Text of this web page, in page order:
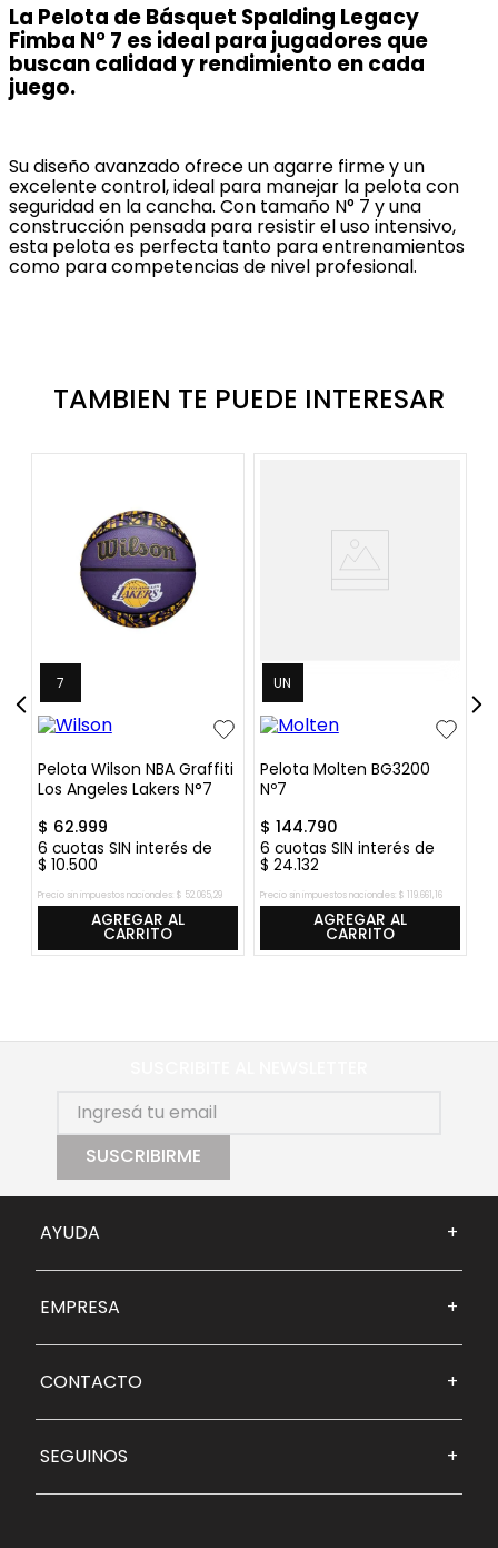
La Pelota de Básquet Spalding Legacy
Fimba N° 7 es ideal para jugadores que
buscan calidad y rendimiento en cada
juego.
Su diseño avanzado ofrece un agarre firme y un
excelente control, ideal para manejar la pelota con
seguridad en la cancha. Con tamaño N° 7 y una
construcción pensada para resistir el uso intensivo,
esta pelota es perfecta tanto para entrenamientos
como para competencias de nivel profesional.
TAMBIEN TE PUEDE INTERESAR
7
Pelota Wilson NBA Graffiti
Los Angeles Lakers N°7
$ 62.999
6 cuotas SIN interés de
$ 10.500
Precio sin impuestos nacionales: $ 52.065,29
AGREGAR AL
CARRITO
UN
Pelota Molten BG3200
Nº7
$ 144.790
6 cuotas SIN interés de
$ 24.132
Precio sin impuestos nacionales: $ 119.661,16
AGREGAR AL
CARRITO
SUSCRIBIRME
AYUDA +
EMPRESA +
CONTACTO +
SEGUINOS +